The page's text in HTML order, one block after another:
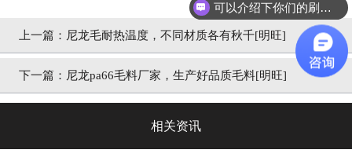
上一篇： 尼龙毛耐热温度，不同材质各有秋千[明旺]
下一篇： 尼龙pa66毛料厂家，生产好品质毛料[明旺]
相关资讯
可以介绍下你们的刷丝吗？